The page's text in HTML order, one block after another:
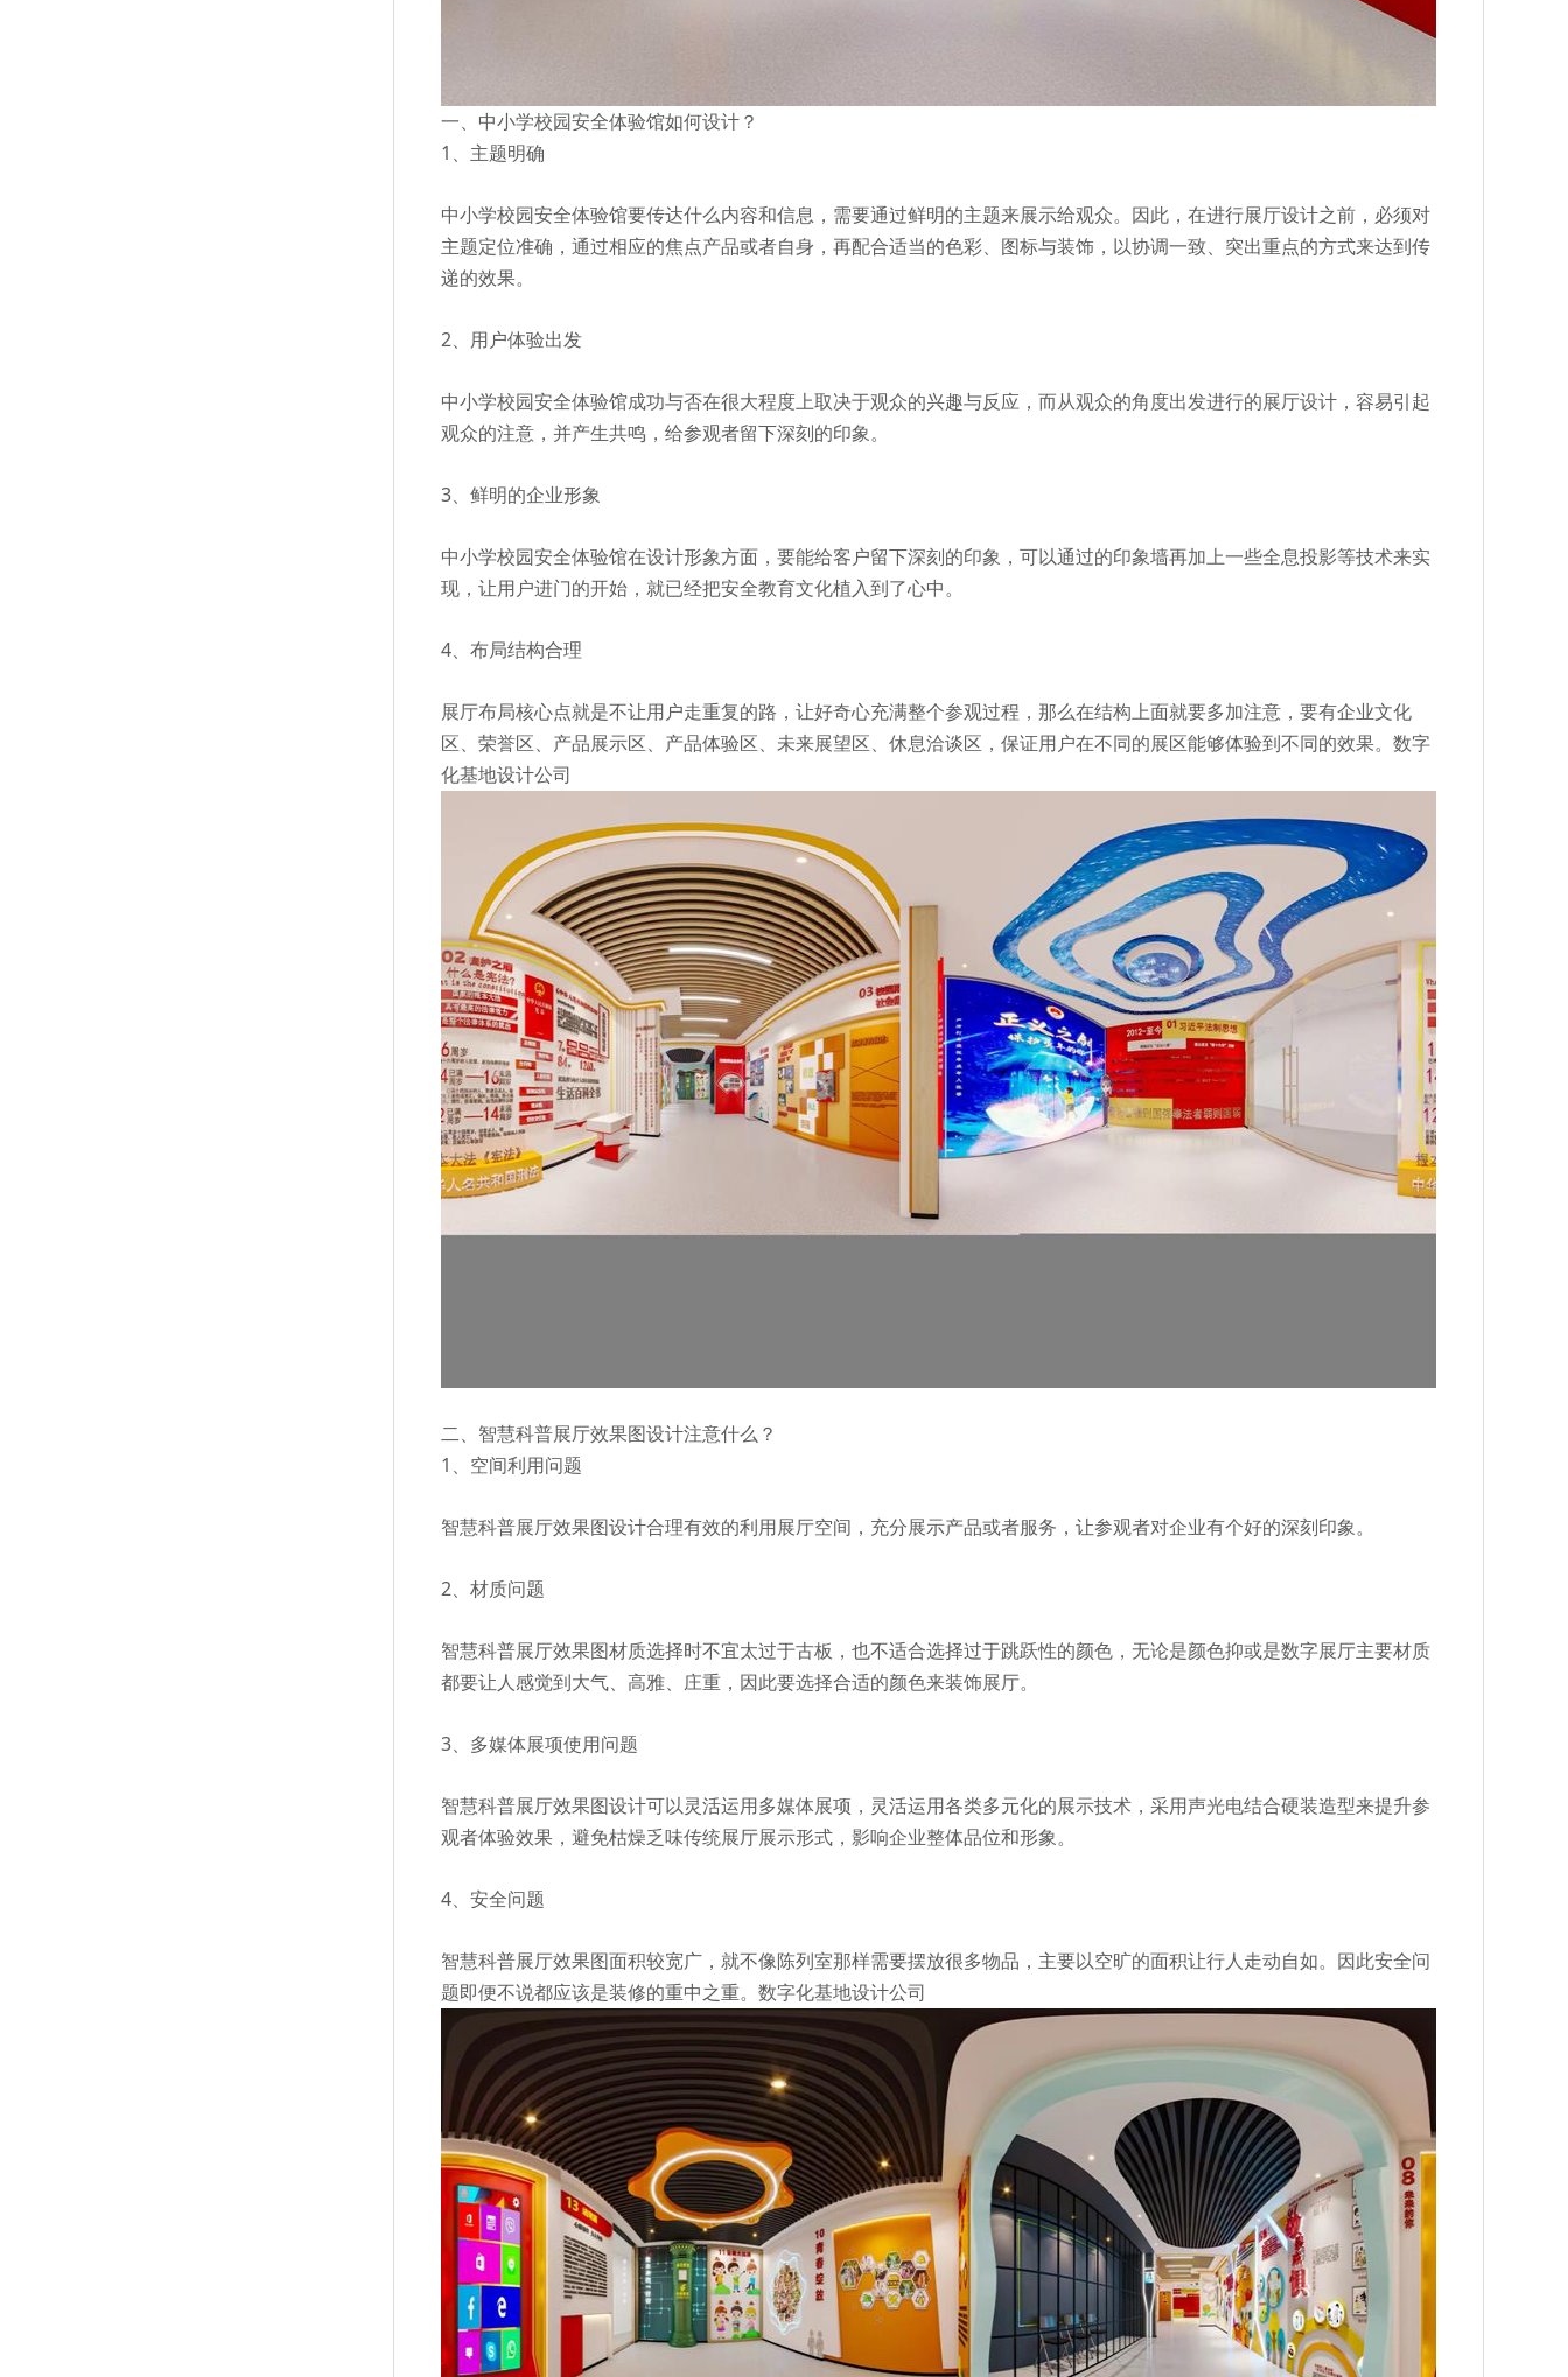
一、中小学校园安全体验馆如何设计？
1、主题明确
中小学校园安全体验馆要传达什么内容和信息，需要通过鲜明的主题来展示给观众。因此，在进行展厅设计之前，必须对
主题定位准确，通过相应的焦点产品或者自身，再配合适当的色彩、图标与装饰，以协调一致、突出重点的方式来达到传
递的效果。
2、用户体验出发
中小学校园安全体验馆成功与否在很大程度上取决于观众的兴趣与反应，而从观众的角度出发进行的展厅设计，容易引起
观众的注意，并产生共鸣，给参观者留下深刻的印象。
3、鲜明的企业形象
中小学校园安全体验馆在设计形象方面，要能给客户留下深刻的印象，可以通过的印象墙再加上一些全息投影等技术来实
现，让用户进门的开始，就已经把安全教育文化植入到了心中。
4、布局结构合理
展厅布局核心点就是不让用户走重复的路，让好奇心充满整个参观过程，那么在结构上面就要多加注意，要有企业文化
区、荣誉区、产品展示区、产品体验区、未来展望区、休息洽谈区，保证用户在不同的展区能够体验到不同的效果。数字
化基地设计公司
二、智慧科普展厅效果图设计注意什么？
1、空间利用问题
智慧科普展厅效果图设计合理有效的利用展厅空间，充分展示产品或者服务，让参观者对企业有个好的深刻印象。
2、材质问题
智慧科普展厅效果图材质选择时不宜太过于古板，也不适合选择过于跳跃性的颜色，无论是颜色抑或是数字展厅主要材质
都要让人感觉到大气、高雅、庄重，因此要选择合适的颜色来装饰展厅。
3、多媒体展项使用问题
智慧科普展厅效果图设计可以灵活运用多媒体展项，灵活运用各类多元化的展示技术，采用声光电结合硬装造型来提升参
观者体验效果，避免枯燥乏味传统展厅展示形式，影响企业整体品位和形象。
4、安全问题
智慧科普展厅效果图面积较宽广，就不像陈列室那样需要摆放很多物品，主要以空旷的面积让行人走动自如。因此安全问
题即便不说都应该是装修的重中之重。数字化基地设计公司